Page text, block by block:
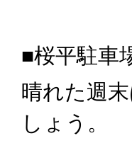
■桜平駐車
晴れた週
しょう。